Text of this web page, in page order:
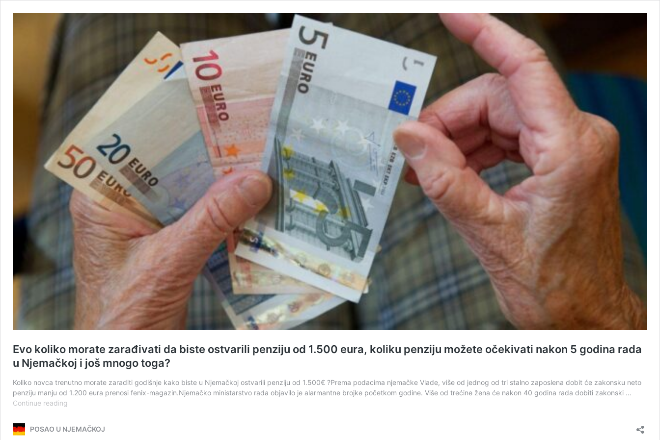
Evo koliko morate zarađivati da biste ostvarili penziju od 1.500 eura, koliku penziju možete očekivati nakon 5 godina rada
u Njemačkoj i još mnogo toga?
Koliko novca trenutno morate zaraditi godišnje kako biste u Njemačkoj ostvarili penziju od 1.500€ ?Prema podacima njemačke Vlade, više od jednog od tri stalno zaposlena dobit će zakonsku neto
penziju manju od 1.200 eura prenosi fenix-magazin.Njemačko ministarstvo rada objavilo je alarmantne brojke početkom godine. Više od trećine žena će nakon 40 godina rada dobiti zakonski …
Continue reading
morate
zarađivati
POSAO U NJEMAČKOJ